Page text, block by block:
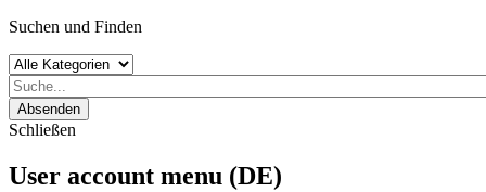
Suchen und Finden
Absenden
Schließen
User account menu (DE)